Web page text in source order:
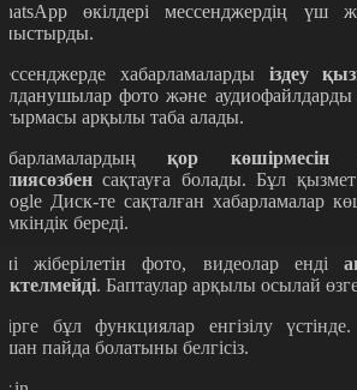
өкілдері мессенджердің үш
хабарламаларды іздеу
фото және аудиофайлдарды
арқылы таба алады.
қор көшірмесін
сақтауға болады. Бұл
Диск-те сақталған хабарламалар
береді.
жіберілетін фото, видеолар енді
. Баптаулар арқылы осылай
бұл функциялар енгізілу
пайда болатыны белгісіз.